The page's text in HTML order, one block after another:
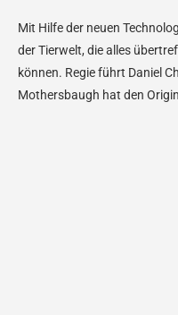
Mit Hilfe der neuen
der Tierwelt, die alles
können. Regie führt Daniel
Mothersbaugh hat den